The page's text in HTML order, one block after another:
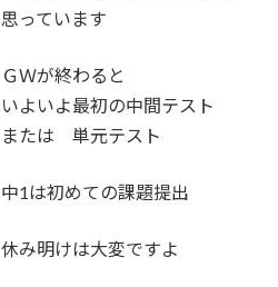
思っています
ＧＷが終わると
いよいよ最初の中間テスト
または 単元テスト
中1は初めての課題提出
休み明けは大変ですよ